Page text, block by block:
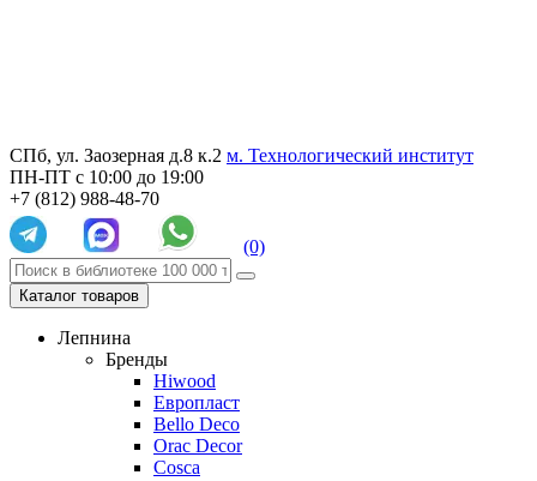
СПб, ул. Заозерная д.8 к.2 м. Технологический институт
ПН-ПТ с 10:00 до 19:00
+7 (812) 988-48-70
(0)
Каталог товаров
Лепнина
Бренды
Hiwood
Европласт
Bello Deco
Orac Decor
Cosca